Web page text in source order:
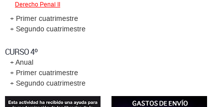
Derecho Penal II
+ Primer cuatrimestre
+ Segundo cuatrimestre
CURSO 4º
+ Anual
+ Primer cuatrimestre
+ Segundo cuatrimestre